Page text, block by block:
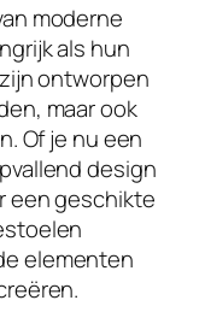
moderne
als hun
ontworpen
maar ook
Of je nu een
design
een geschikte
elementen